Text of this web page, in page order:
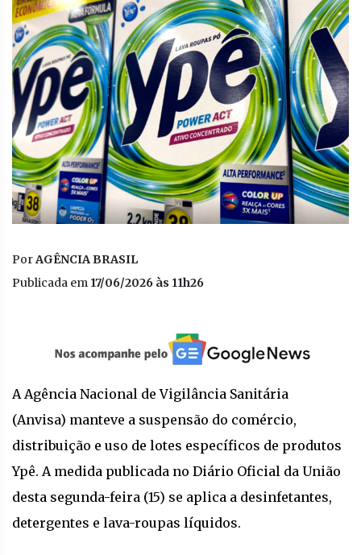
PorAGÊNCIA BRASIL
Publicada em 17/06/2026 às 11h26
A Agência Nacional de Vigilância Sanitária
(Anvisa) manteve a suspensão do comércio,
distribuição e uso de lotes específicos de produtos
Ypê. A medida publicada no Diário Oficial da União
desta segunda-feira (15) se aplica a desinfetantes,
detergentes e lava-roupas líquidos.